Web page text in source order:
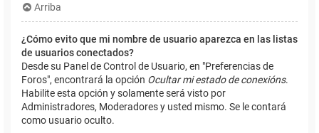
Arriba
¿Cómo evito que mi nombre de usuario aparezca en las listas
de usuarios conectados?
Desde su Panel de Control de Usuario, en "Preferencias de
Foros", encontrará la opción Ocultar mi estado de conexións.
Habilite esta opción y solamente será visto por
Administradores, Moderadores y usted mismo. Se le contará
como usuario oculto.